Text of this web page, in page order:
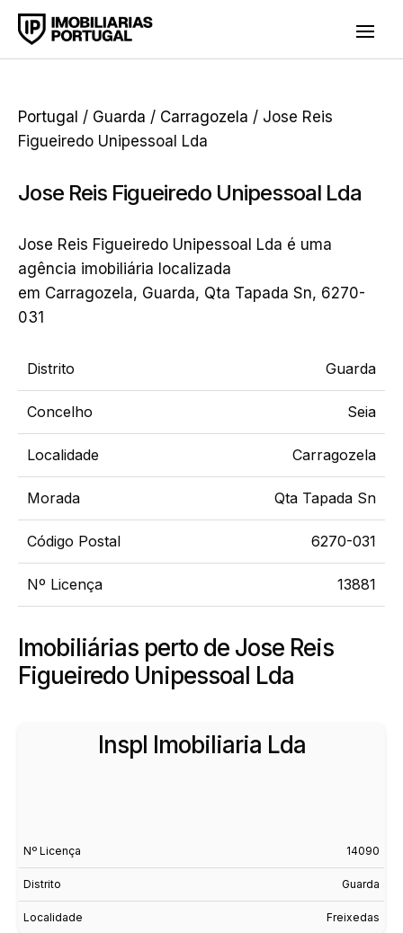
Portugal / Guarda / Carragozela / Jose Reis
Figueiredo Unipessoal Lda
Jose Reis Figueiredo Unipessoal Lda
Jose Reis Figueiredo Unipessoal Lda é uma
agência imobiliária localizada
em Carragozela, Guarda, Qta Tapada Sn, 6270-
031
Distrito Guarda
Concelho Seia
Localidade Carragozela
Morada Qta Tapada Sn
Código Postal 6270-031
Nº Licença 13881
Imobiliárias perto de Jose Reis
Figueiredo Unipessoal Lda
Inspl Imobiliaria Lda
Nº Licença 14090
Distrito Guarda
Localidade Freixedas